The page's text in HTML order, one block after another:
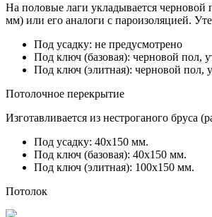
На половые лаги укладывается черновой
мм) или его аналоги с пароизоляцией.
Под усадку: не предусмотрено
Под ключ (базовая): черновой пол,
Под ключ (элитная): черновой пол,
Потолочное перекрытие
Изготавливается из нестроганого бруса
Под усадку: 40х150 мм.
Под ключ (базовая): 40х150 мм.
Под ключ (элитная): 100х150 мм.
Потолок